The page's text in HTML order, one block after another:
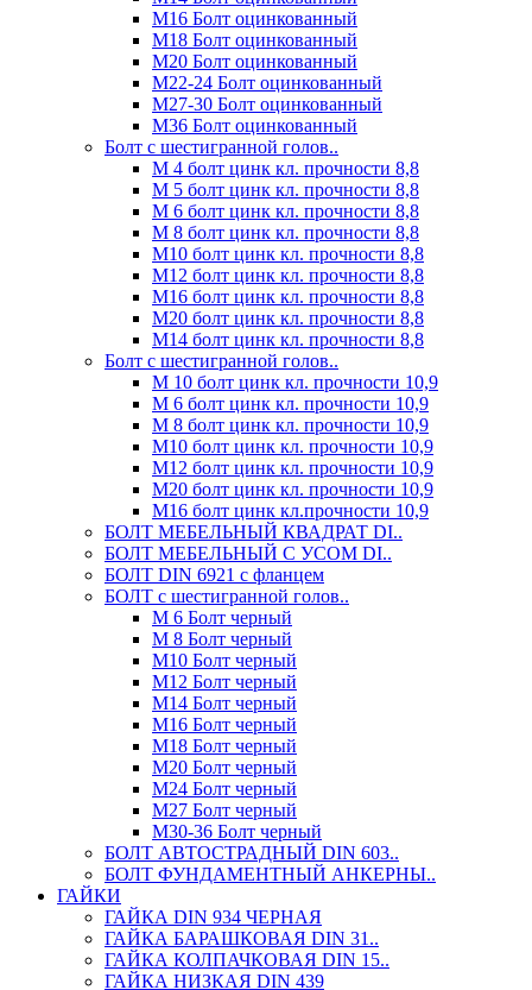
М16 Болт оцинкованный
М18 Болт оцинкованный
М20 Болт оцинкованный
М22-24 Болт оцинкованный
М27-30 Болт оцинкованный
М36 Болт оцинкованный
Болт с шестигранной голов..
М 4 болт цинк кл. прочности 8,8
М 5 болт цинк кл. прочности 8,8
М 6 болт цинк кл. прочности 8,8
М 8 болт цинк кл. прочности 8,8
М10 болт цинк кл. прочности 8,8
М12 болт цинк кл. прочности 8,8
М16 болт цинк кл. прочности 8,8
М20 болт цинк кл. прочности 8,8
М14 болт цинк кл. прочности 8,8
Болт с шестигранной голов..
М 10 болт цинк кл. прочности 10,9
М 6 болт цинк кл. прочности 10,9
М 8 болт цинк кл. прочности 10,9
М10 болт цинк кл. прочности 10,9
М12 болт цинк кл. прочности 10,9
М20 болт цинк кл. прочности 10,9
М16 болт цинк кл.прочности 10,9
БОЛТ МЕБЕЛЬНЫЙ КВАДРАТ DI..
БОЛТ МЕБЕЛЬНЫЙ С УСОМ DI..
БОЛТ DIN 6921 c фланцем
БОЛТ с шестигранной голов..
М 6 Болт черный
М 8 Болт черный
М10 Болт черный
М12 Болт черный
М14 Болт черный
М16 Болт черный
М18 Болт черный
М20 Болт черный
М24 Болт черный
М27 Болт черный
М30-36 Болт черный
БОЛТ АВТОСТРАДНЫЙ DIN 603..
БОЛТ ФУНДАМЕНТНЫЙ АНКЕРНЫ..
ГАЙКИ
ГАЙКА DIN 934 ЧЕРНАЯ
ГАЙКА БАРАШКОВАЯ DIN 31..
ГАЙКА КОЛПАЧКОВАЯ DIN 15..
ГАЙКА НИЗКАЯ DIN 439